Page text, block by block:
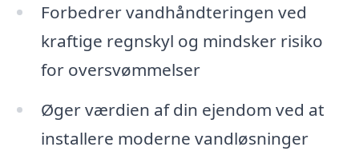
Forbedrer vandhåndteringen ved
kraftige regnskyl og mindsker risiko
for oversvømmelser
Øger værdien af din ejendom ved at
installere moderne vandløsninger